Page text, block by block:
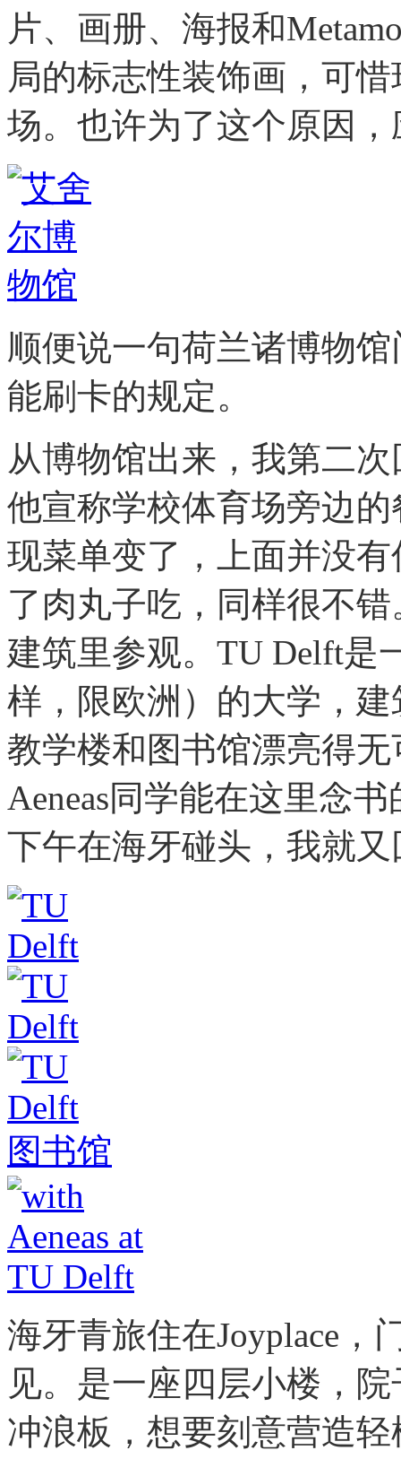
片、画册、海报和
局的标志性装饰画，可
场。也许为了这个原因
顺便说一句荷兰诸博物
能刷卡的规定。
从博物馆出来，我第二
他宣称学校体育场旁边
现菜单变了，上面并没
了肉丸子吃，同样很不
建筑里参观。TU Delft是
样，限欧洲）的大学，
教学楼和图书馆漂亮得
Aeneas同学能在这里念
下午在海牙碰头，我就
海牙青旅住在Joyplace，
见。是一座四层小楼，
冲浪板，想要刻意营造